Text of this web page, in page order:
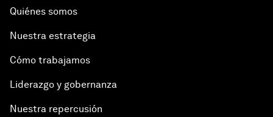
Quiénes somos
Nuestra estrategia
Cómo trabajamos
Liderazgo y gobernanza
Nuestra repercusión